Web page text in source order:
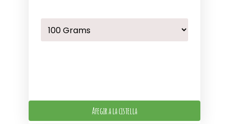
Afegir a la cistella